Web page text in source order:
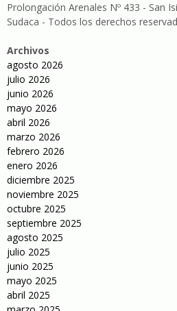
Prolongación Arenales Nº 433 - San
Sudaca - Todos los derechos
Archivos
agosto 2026
julio 2026
junio 2026
mayo 2026
abril 2026
marzo 2026
febrero 2026
enero 2026
diciembre 2025
noviembre 2025
octubre 2025
septiembre 2025
agosto 2025
julio 2025
junio 2025
mayo 2025
abril 2025